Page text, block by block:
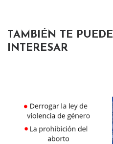
TAMBIÉN TE PUEDE
INTERESAR